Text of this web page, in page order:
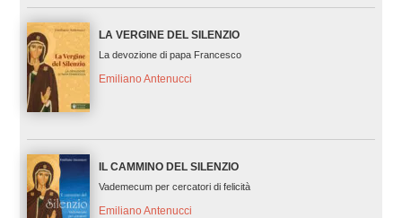
LA VERGINE DEL SILENZIO
La devozione di papa Francesco
Emiliano Antenucci
IL CAMMINO DEL SILENZIO
Vademecum per cercatori di felicità
Emiliano Antenucci